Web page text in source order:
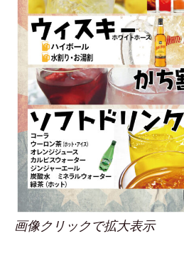
画像クリックで拡大表示